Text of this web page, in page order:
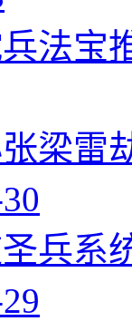
法宝
梁雷
兵系